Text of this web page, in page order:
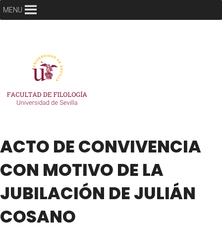
MENU
ACTO DE CONVIVENCIA
CON MOTIVO DE LA
JUBILACIÓN DE JULIÁN
COSANO